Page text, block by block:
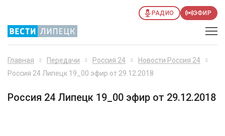
РАДИО ЭФИР
Главная Передачи Россия 24
Новости Россия 24
Россия 24 Липецк 19_00 эфир от 29.12.2018
Россия 24 Липецк 19_00 эфир от 29.12.2018